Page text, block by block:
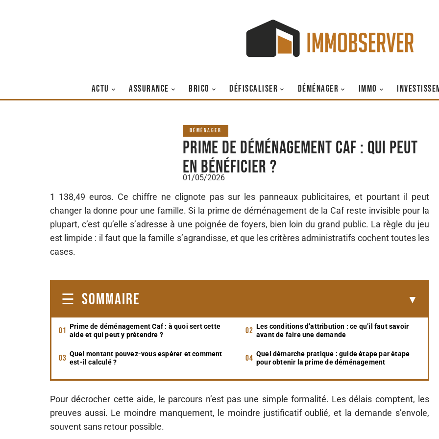
ACTU ASSURANCE BRICO DÉFISCALISER DÉMÉNAGER IMMO
DÉMÉNAGER
Prime de déménagement Caf : qui peut
en bénéficier ?
01/05/2026
1 138,49 euros. Ce chiffre ne clignote pas sur les panneaux publicitaires, et pourtant il peut
changer la donne pour une famille. Si la prime de déménagement de la Caf reste invisible pour la
plupart, c’est qu’elle s’adresse à une poignée de foyers, bien loin du grand public. La règle du jeu
est limpide : il faut que la famille s’agrandisse, et que les critères administratifs cochent toutes les
cases.
SOMMAIRE
Prime de déménagement Caf : à quoi sert cette
aide et qui peut y prétendre ?
Les conditions d’attribution : ce qu’il faut savoir
avant de faire une demande
Quel montant pouvez-vous espérer et comment
est-il calculé ?
Quel démarche pratique : guide étape par étape
pour obtenir la prime de déménagement
Pour décrocher cette aide, le parcours n’est pas une simple formalité. Les délais comptent, les
preuves aussi. Le moindre manquement, le moindre justificatif oublié, et la demande s’envole,
souvent sans retour possible.